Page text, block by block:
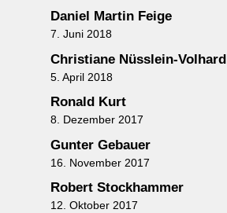
Daniel Martin Feige
7. Juni 2018
Christiane Nüsslein-Volhard
5. April 2018
Ronald Kurt
8. Dezember 2017
Gunter Gebauer
16. November 2017
Robert Stockhammer
12. Oktober 2017